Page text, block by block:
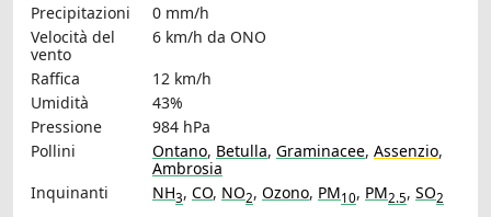
Precipitazioni
0 mm/h
Velocità del
vento
6 km/h da ONO
Raffica
12 km/h
Umidità
43%
Pressione
984 hPa
Pollini
Ontano, Betulla, Graminacee, Assenzio,
Ambrosia
Inquinanti
NH3, CO, NO2, Ozono, PM10, PM2.5, SO2